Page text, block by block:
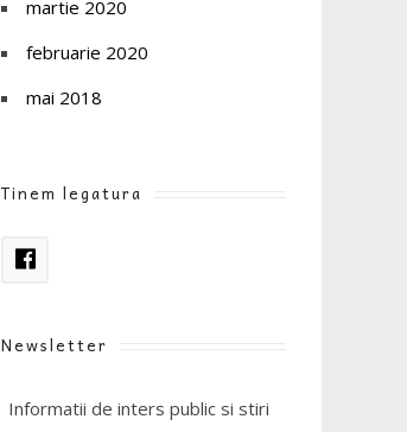
martie 2020
februarie 2020
mai 2018
Tinem legatura
Newsletter
Informatii de inters public si stiri